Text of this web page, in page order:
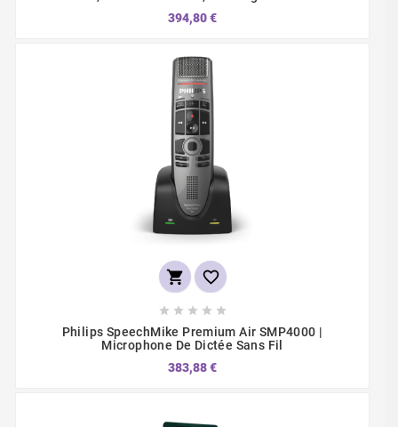
394,80 €
 
    
Philips SpeechMike Premium Air SMP4000 |
Microphone De Dictée Sans Fil
383,88 €